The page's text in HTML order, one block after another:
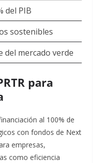
del PIB
sostenibles
del mercado verde
para
al 100% de
con fondos de Next
empresas,
como eficiencia